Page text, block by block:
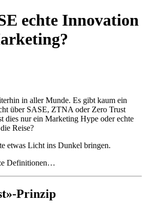
echte Innovation
in aller Munde. Es gibt kaum ein
über SASE, ZTNA oder Zero Trust
dies nur ein Marketing Hype oder echte
Reise?
etwas Licht ins Dunkel bringen.
Definitionen…
Prinzip